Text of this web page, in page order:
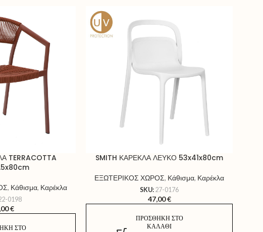
TERRACOTTA
, Κάθισμα, Καρέκλα
0198
€
ΣΤΟ
SMITH ΚΑΡΕΚΛΑ ΛΕΥΚΟ 53x41x80cm
ΕΞΩΤΕΡΙΚΟΣ ΧΩΡΟΣ, Κάθισμα, Καρέκλα
SKU: 27-0176
47,00€
ΠΡΟΣΘΉΚΗ ΣΤΟ
ΚΑΛΆΘΙ